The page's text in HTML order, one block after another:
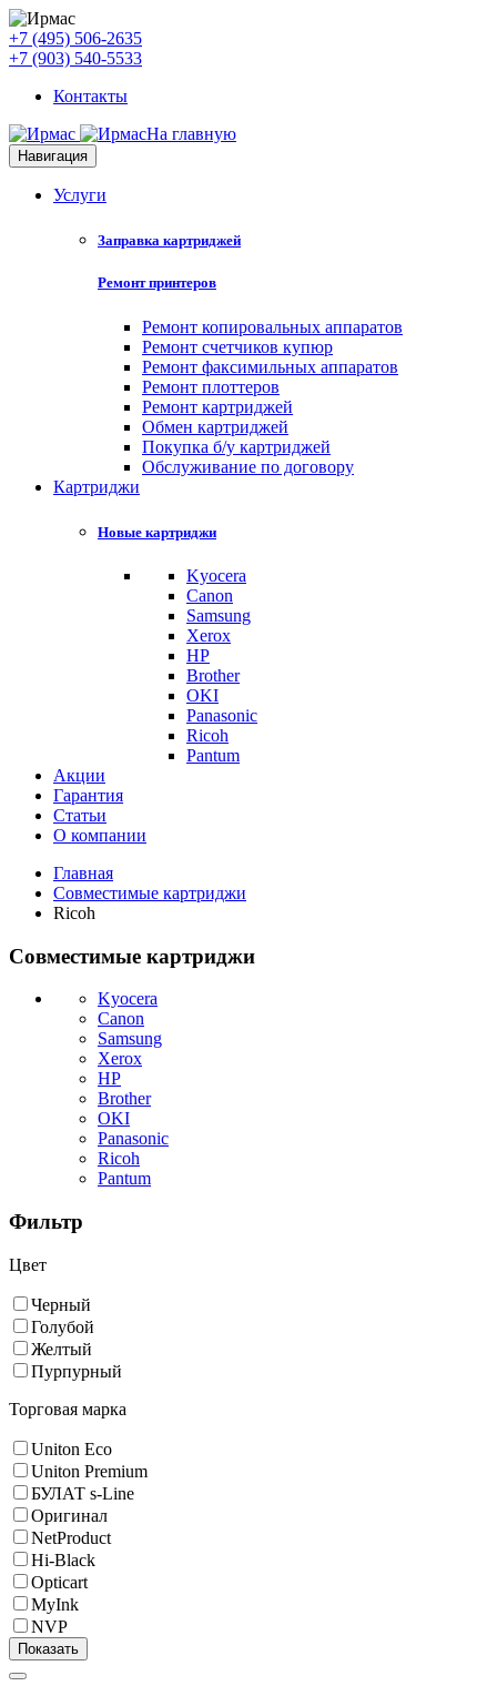
+7 (495) 506-2635
+7 (903) 540-5533
Контакты
На главную
Навигация
Услуги
Заправка картриджей
Ремонт принтеров
Ремонт копировальных аппаратов
Ремонт счетчиков купюр
Ремонт факсимильных аппаратов
Ремонт плоттеров
Ремонт картриджей
Обмен картриджей
Покупка б/у картриджей
Обслуживание по договору
Картриджи
Новые картриджи
Kyocera
Canon
Samsung
Xerox
HP
Brother
OKI
Panasonic
Ricoh
Pantum
Акции
Гарантия
Статьи
О компании
Главная
Совместимые картриджи
Ricoh
Совместимые картриджи
Kyocera
Canon
Samsung
Xerox
HP
Brother
OKI
Panasonic
Ricoh
Pantum
Фильтр
Цвет
Черный
Голубой
Желтый
Пурпурный
Торговая марка
Uniton Eco
Uniton Premium
БУЛАТ s-Line
Оригинал
NetProduct
Hi-Black
Opticart
MyInk
NVP